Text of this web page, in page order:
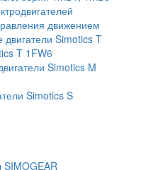
движением
Simotics T
T 1FW6
Simotics M
Simotics S